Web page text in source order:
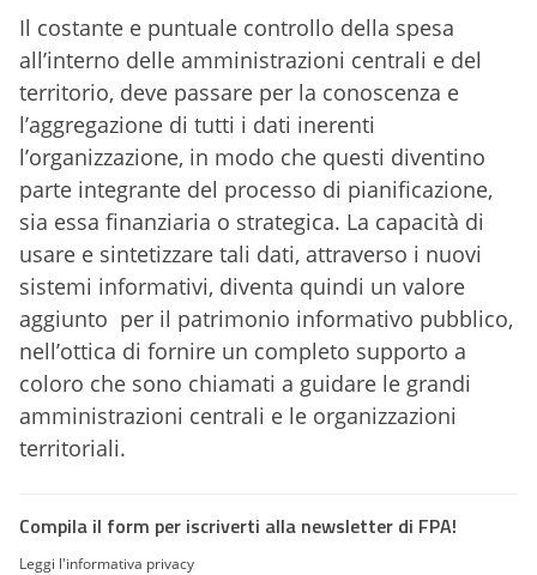
Il costante e puntuale controllo della spesa
all’interno delle amministrazioni centrali e del
territorio, deve passare per la conoscenza e
l’aggregazione di tutti i dati inerenti
l’organizzazione, in modo che questi diventino
parte integrante del processo di pianificazione,
sia essa finanziaria o strategica. La capacità di
usare e sintetizzare tali dati, attraverso i nuovi
sistemi informativi, diventa quindi un valore
aggiunto per il patrimonio informativo pubblico,
nell’ottica di fornire un completo supporto a
coloro che sono chiamati a guidare le grandi
amministrazioni centrali e le organizzazioni
territoriali.
Compila il form per iscriverti alla newsletter di FPA!
Leggi l'informativa privacy